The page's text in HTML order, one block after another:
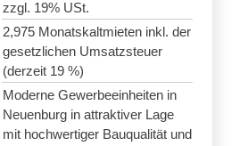
zzgl. 19% USt.
2,975 Monatskaltmieten inkl. der
gesetzlichen Umsatzsteuer
(derzeit 19 %)
Moderne Gewerbeeinheiten in
Neuenburg in attraktiver Lage
mit hochwertiger Bauqualität und